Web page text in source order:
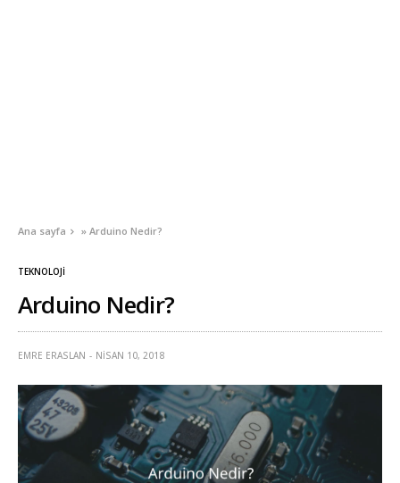
Ana sayfa »Arduino Nedir?
TEKNOLOJI
Arduino Nedir?
EMRE ERASLAN NISAN 10, 2018